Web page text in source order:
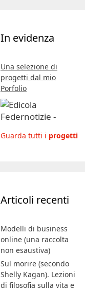
In evidenza
Una selezione di
progetti dal mio
Porfolio
Guarda tutti i progetti
Articoli recenti
Modelli di business
online (una raccolta
non esaustiva)
Sul morire (secondo
Shelly Kagan). Lezioni
di filosofia sulla vita e